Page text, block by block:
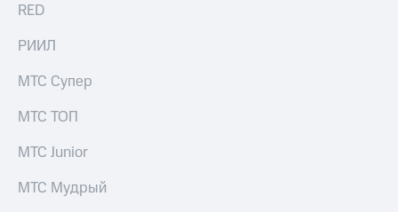
RED
РИИЛ
МТС Супер
МТС ТОП
МТС Junior
МТС Мудрый